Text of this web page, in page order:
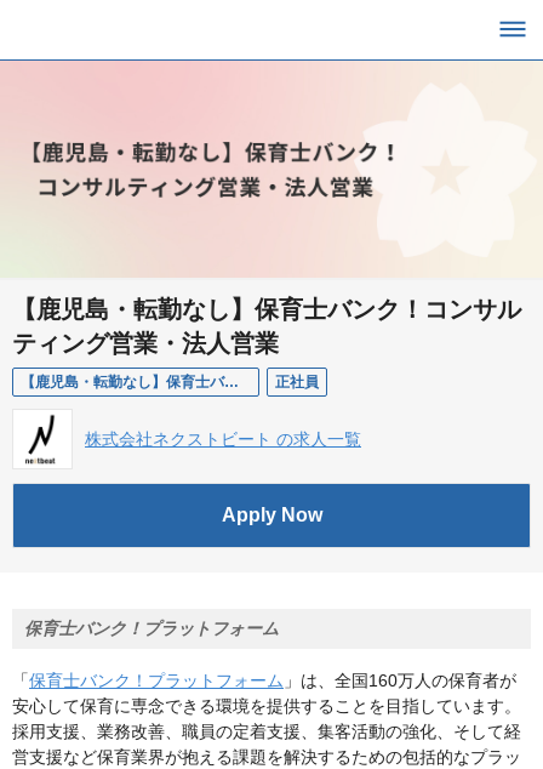
【鹿児島・転勤なし】保育士バンク！コンサル
ティング営業・法人営業
【鹿児島・転勤なし】保育士バンク！コンサルティング営業・法人営業 正社員
株式会社ネクストビート の求人一覧
Apply Now
保育士バンク！プラットフォーム
「保育士バンク！プラットフォーム 」は、全国160万人の保育者が
安心して保育に専念できる環境を提供することを目指しています。
採用支援、業務改善、職員の定着支援、集客活動の強化、そして経
営支援など保育業界が抱える課題を解決するための包括的なプラッ